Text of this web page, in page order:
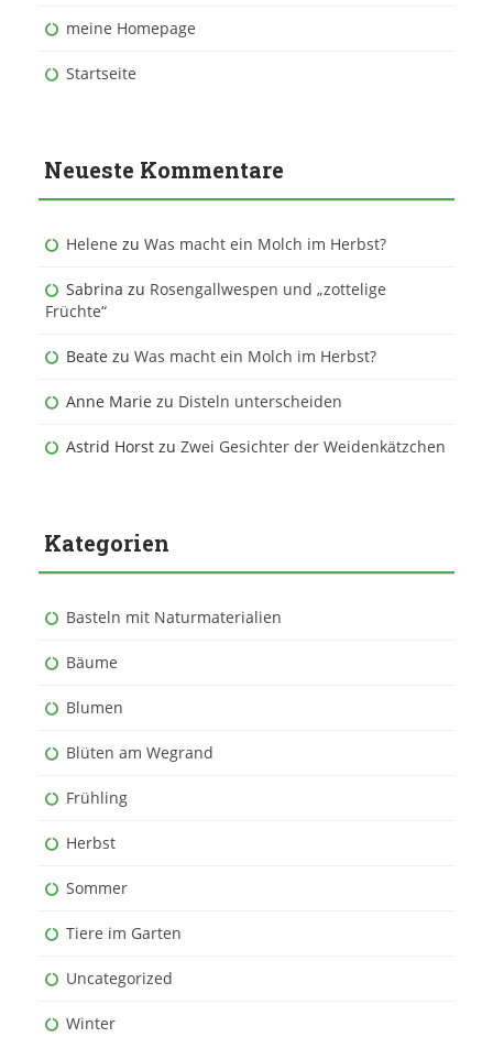
meine Homepage
Startseite
Neueste Kommentare
Helene zu Was macht ein Molch im Herbst?
Sabrina zu Rosengallwespen und „zottelige
Früchte“
Beate zu Was macht ein Molch im Herbst?
Anne Marie zu Disteln unterscheiden
Astrid Horst zu Zwei Gesichter der Weidenkätzchen
Kategorien
Basteln mit Naturmaterialien
Bäume
Blumen
Blüten am Wegrand
Frühling
Herbst
Sommer
Tiere im Garten
Uncategorized
Winter